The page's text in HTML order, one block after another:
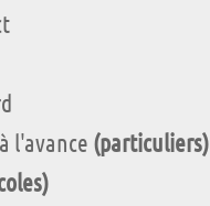
l'avance (particuliers)